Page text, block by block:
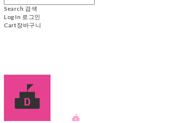
Search 검색
Log In 로그인
Cart장바구니